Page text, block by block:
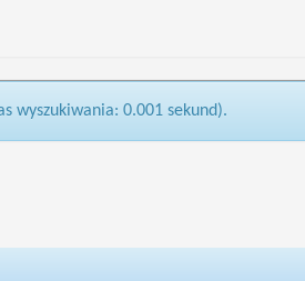
wyszukiwania: 0.001 sekund).